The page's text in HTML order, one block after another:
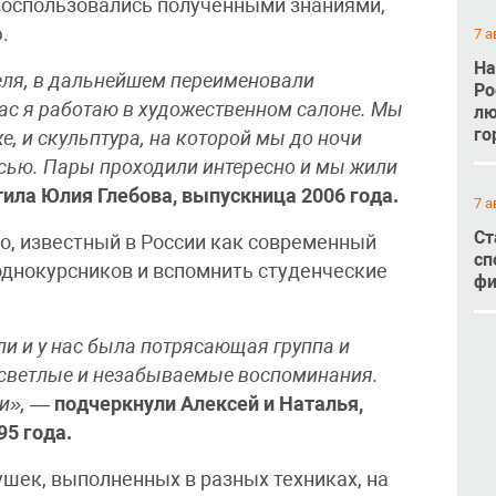
полученными знаниями,
в дальнейшем переименовали
я работаю в художественном салоне. Мы
и скульптура, на которой мы до ночи
Пары проходили интересно и мы жили
Юлия Глебова, выпускница 2006 года.
известный в России как современный
и вспомнить студенческие
и у нас была потрясающая группа и
и незабываемые воспоминания.
— подчеркнули Алексей и Наталья,
года.
выполненных в разных техниках, на
7
7